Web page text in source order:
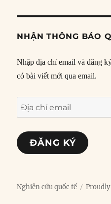
NHẬN THÔNG BÁO
Nhập địa chỉ email và đăng
có bài viết mới qua email.
Địa
chỉ
email
ĐĂNG KÝ
Nghiên cứu quốc tế